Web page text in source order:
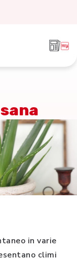
in varie
climi